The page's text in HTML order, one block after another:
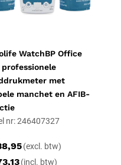
WatchBP Office
professionele
met
manchet en AFIB-
nr: 246407327